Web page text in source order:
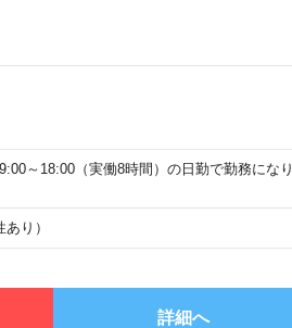
～18:00（実働8時間）の日勤で勤務になり
り）
詳細へ